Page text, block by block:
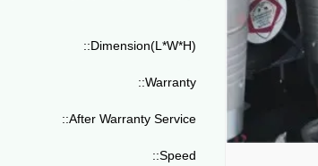
Dimension(L*W*H)::
Warranty::
After Warranty Service::
Speed::